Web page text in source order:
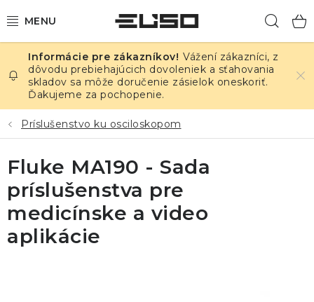
na
ELEKTRINA
TEPLOTA A VLHKOSŤ
TLAK A ÚNIKY
ZÁZNAMNÍKY
KALIBRÁCIA
TLAČ DPS
Vážení zákazníci, z
dôvodu prebiehajúcich dovoleniek a sťahovania
skladov sa môže doručenie zásielok oneskoriť.
Ďakujeme za pochopenie.
Príslušenstvo ku osciloskopom
Fluke MA190 - Sada
príslušenstva pre
medicínske a video
aplikácie